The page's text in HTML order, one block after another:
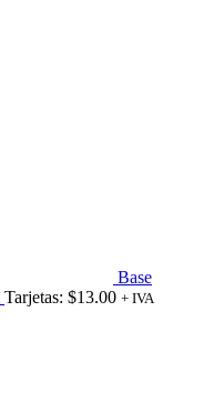
Base
Tarjetas: $13.00 + IVA